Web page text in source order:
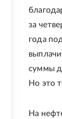
за
года
суммы
Но это
На